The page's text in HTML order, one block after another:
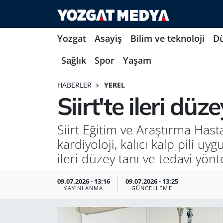
Yozgat Asayiş Bilim ve teknoloji
Sağlık
Spor Yaşam
HABERLER YEREL
Siirt'te ileri
Siirt Eğitim ve Araştırma
kardiyoloji, kalıcı kalp pili
ileri düzey tanı ve tedavi
09.07.2026 - 13:16
YAYINLANMA
09.07.2026 - 13:25
GÜNCELLEME